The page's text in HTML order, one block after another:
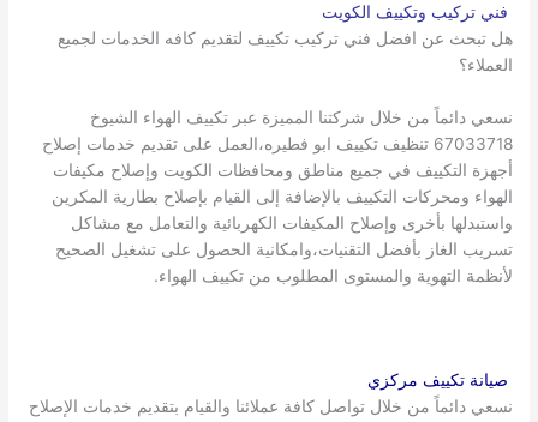
فني تركيب وتكييف الكويت
هل تبحث عن افضل فني تركيب تكييف لتقديم كافه الخدمات لجميع
العملاء؟
نسعي دائماً من خلال شركتنا المميزة عبر تكييف الهواء الشيوخ
67033718 تنظيف تكييف ابو فطيره،العمل على تقديم خدمات إصلاح
أجهزة التكييف في جميع مناطق ومحافظات الكويت وإصلاح مكيفات
الهواء ومحركات التكييف بالإضافة إلى القيام بإصلاح بطارية المكرين
واستبدلها بأخرى وإصلاح المكيفات الكهربائية والتعامل مع مشاكل
تسريب الغاز بأفضل التقنيات،وامكانية الحصول على تشغيل الصحيح
لأنظمة التهوية والمستوى المطلوب من تكييف الهواء.
صيانة تكييف مركزي
نسعي دائماً من خلال تواصل كافة عملائنا والقيام بتقديم خدمات الإصلاح